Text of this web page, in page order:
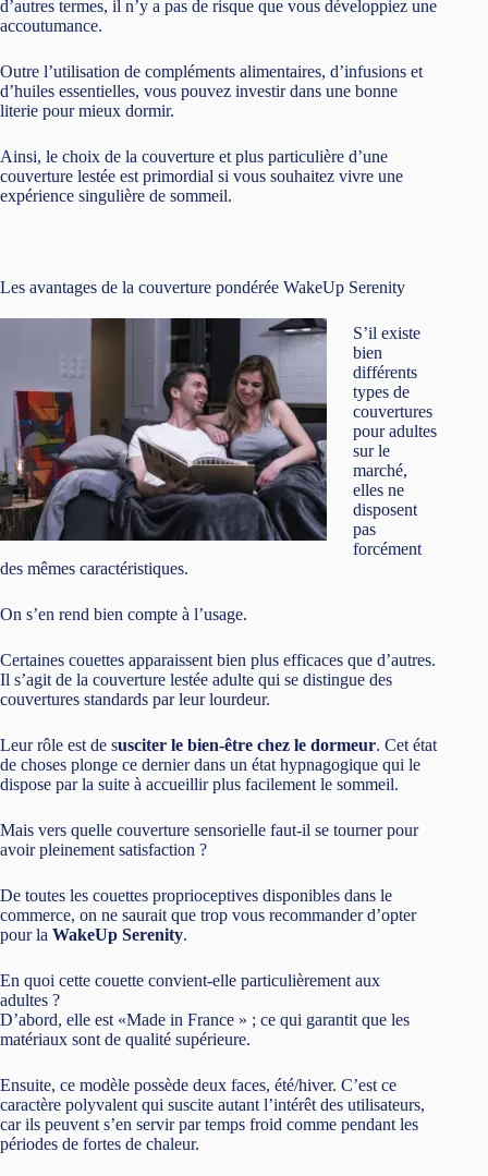
d’autres termes, il n’y a pas de risque que vous développiez une
accoutumance.
Outre l’utilisation de compléments alimentaires, d’infusions et
d’huiles essentielles, vous pouvez investir dans une bonne
literie pour mieux dormir.
Ainsi, le choix de la couverture et plus particulière d’une
couverture lestée est primordial si vous souhaitez vivre une
expérience singulière de sommeil.
Les avantages de la couverture pondérée WakeUp Serenity
S’il existe
bien
différents
types de
couvertures
pour adultes
sur le
marché,
elles ne
disposent
pas
forcément
des mêmes caractéristiques.
On s’en rend bien compte à l’usage.
Certaines couettes apparaissent bien plus efficaces que d’autres.
Il s’agit de la couverture lestée adulte qui se distingue des
couvertures standards par leur lourdeur.
Leur rôle est de susciter le bien-être chez le dormeur. Cet état
de choses plonge ce dernier dans un état hypnagogique qui le
dispose par la suite à accueillir plus facilement le sommeil.
Mais vers quelle couverture sensorielle faut-il se tourner pour
avoir pleinement satisfaction ?
De toutes les couettes proprioceptives disponibles dans le
commerce, on ne saurait que trop vous recommander d’opter
pour la WakeUp Serenity.
En quoi cette couette convient-elle particulièrement aux
adultes ?
D’abord, elle est «Made in France » ; ce qui garantit que les
matériaux sont de qualité supérieure.
Ensuite, ce modèle possède deux faces, été/hiver. C’est ce
caractère polyvalent qui suscite autant l’intérêt des utilisateurs,
car ils peuvent s’en servir par temps froid comme pendant les
périodes de fortes de chaleur.